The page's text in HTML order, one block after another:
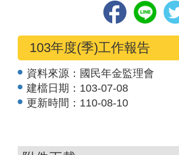
103年度(季)工作報告
資料來源： 國民年金監理會
建檔日期： 103-07-08
更新時間： 110-08-10